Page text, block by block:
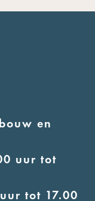
en
uur tot
tot 17.00